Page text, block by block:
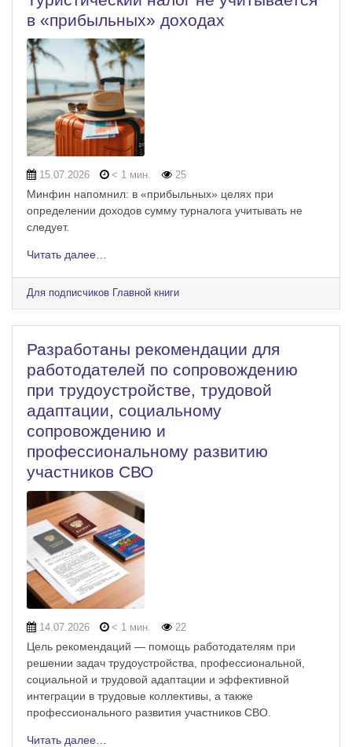
в «прибыльных» доходах
15.07.2026 < 1 мин. 25
Минфин напомнил: в «прибыльных» целях при
определении доходов сумму турналога учитывать не
следует.
Читать далее…
Для подписчиков Главной книги
Разработаны рекомендации для
работодателей по сопровождению
при трудоустройстве, трудовой
адаптации, социальному
сопровождению и
профессиональному развитию
участников СВО
14.07.2026 < 1 мин. 22
Цель рекомендаций — помощь работодателям при
решении задач трудоустройства, профессиональной,
социальной и трудовой адаптации и эффективной
интеграции в трудовые коллективы, а также
профессионального развития участников СВО.
Читать далее…